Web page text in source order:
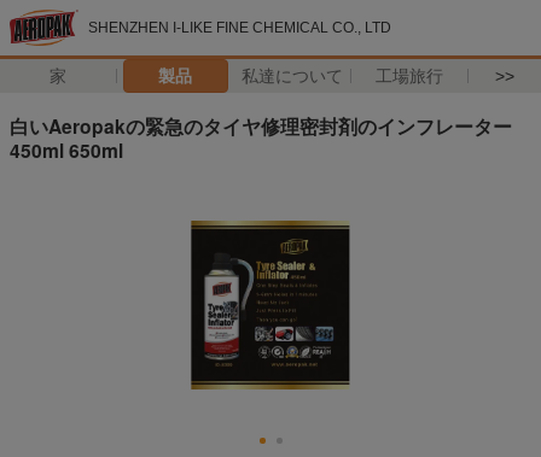
SHENZHEN I-LIKE FINE CHEMICAL CO., LTD
家 製品 私達について 工場旅行 >>
白いAeropakの緊急のタイヤ修理密封剤のインフレーター
450ml 650ml